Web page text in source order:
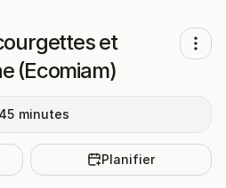
et
(Ecomiam)
45 minutes
Planifier